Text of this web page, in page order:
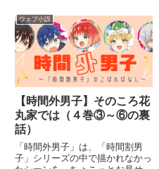
る可能性があります。発売されて
いる物語をまだ読んでいない方
は、ご注意ください。今までのお
話は...
ウェブ小説
【時間外男子】そのころ花
丸家では（４巻③～⑥の裏
話）
「時間外男子」は、「時間割男
子」シリーズの中で描かれなかっ